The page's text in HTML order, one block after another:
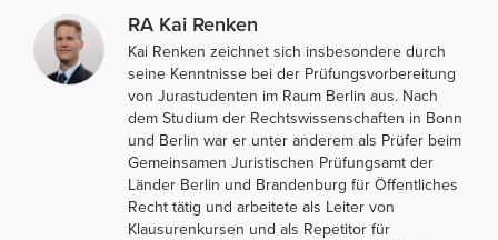
RA Kai Renken
Kai Renken zeichnet sich insbesondere durch
seine Kenntnisse bei der Prüfungsvorbereitung
von Jurastudenten im Raum Berlin aus. Nach
dem Studium der Rechtswissenschaften in Bonn
und Berlin war er unter anderem als Prüfer beim
Gemeinsamen Juristischen Prüfungsamt der
Länder Berlin und Brandenburg für Öffentliches
Recht tätig und arbeitete als Leiter von
Klausurenkursen und als Repetitor für